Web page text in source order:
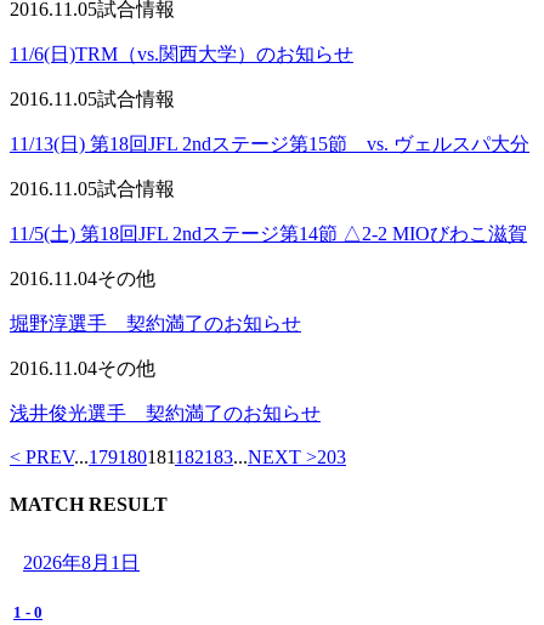
2016.11.05試合情報
11/6(日)TRM（vs.関西大学）のお知らせ
2016.11.05試合情報
11/13(日) 第18回JFL 2ndステージ第15節 vs. ヴェルスパ大分
2016.11.05試合情報
11/5(土) 第18回JFL 2ndステージ第14節 △2-2 MIOびわこ滋賀
2016.11.04その他
堀野淳選手 契約満了のお知らせ
2016.11.04その他
浅井俊光選手 契約満了のお知らせ
< PREV...179180181182183...NEXT >203
MATCH RESULT
2026年8月1日
1 - 0